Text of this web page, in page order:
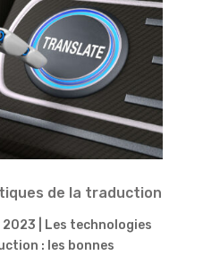
de la traduction
2023
Les technologies
: les bonnes